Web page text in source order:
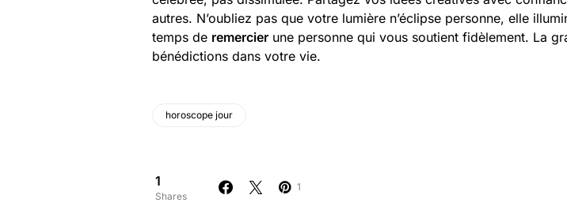
autres. N’oubliez pas que votre lumière n’éclipse personne, elle
temps de remercier une personne qui vous soutient fidèlement. La
bénédictions dans votre vie.
horoscope jour
1
Shares
1